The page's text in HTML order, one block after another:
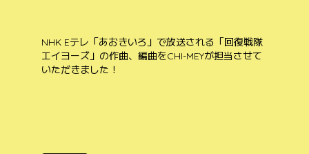
NHK Eテレ「あおきいろ」で放送される「回復戦隊
エイヨーズ」の作曲、編曲をCHI-MEYが担当させて
いただきました！